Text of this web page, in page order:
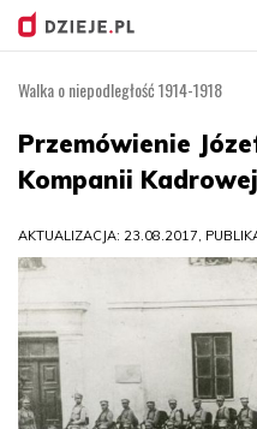
Walka o niepodległość 1914-1918
Przemówienie
Kompanii Kadrowej
AKTUALIZACJA: 23.08.2017,